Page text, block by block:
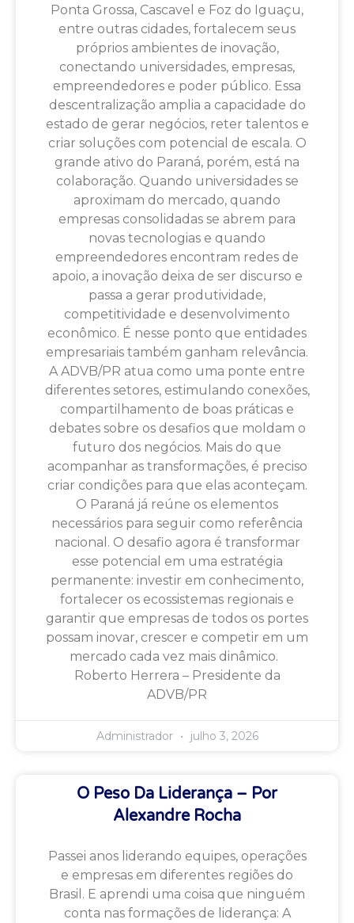
Ponta Grossa, Cascavel e Foz do Iguaçu,
entre outras cidades, fortalecem seus
próprios ambientes de inovação,
conectando universidades, empresas,
empreendedores e poder público. Essa
descentralização amplia a capacidade do
estado de gerar negócios, reter talentos e
criar soluções com potencial de escala. O
grande ativo do Paraná, porém, está na
colaboração. Quando universidades se
aproximam do mercado, quando
empresas consolidadas se abrem para
novas tecnologias e quando
empreendedores encontram redes de
apoio, a inovação deixa de ser discurso e
passa a gerar produtividade,
competitividade e desenvolvimento
econômico. É nesse ponto que entidades
empresariais também ganham relevância.
A ADVB/PR atua como uma ponte entre
diferentes setores, estimulando conexões,
compartilhamento de boas práticas e
debates sobre os desafios que moldam o
futuro dos negócios. Mais do que
acompanhar as transformações, é preciso
criar condições para que elas aconteçam.
O Paraná já reúne os elementos
necessários para seguir como referência
nacional. O desafio agora é transformar
esse potencial em uma estratégia
permanente: investir em conhecimento,
fortalecer os ecossistemas regionais e
garantir que empresas de todos os portes
possam inovar, crescer e competir em um
mercado cada vez mais dinâmico.
Roberto Herrera – Presidente da
ADVB/PR
Administrador julho 3, 2026
O Peso Da Liderança – Por
Alexandre Rocha
Passei anos liderando equipes, operações
e empresas em diferentes regiões do
Brasil. E aprendi uma coisa que ninguém
conta nas formações de liderança: A